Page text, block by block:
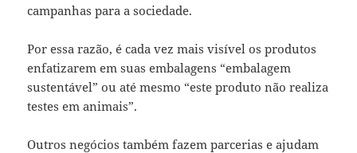
campanhas para a sociedade.
Por essa razão, é cada vez mais visível os produtos
enfatizarem em suas embalagens “embalagem
sustentável” ou até mesmo “este produto não realiza
testes em animais”.
Outros negócios também fazem parcerias e ajudam